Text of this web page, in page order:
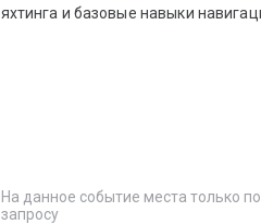
яхтинга и базовые навыки
На данное событие места только по
запросу